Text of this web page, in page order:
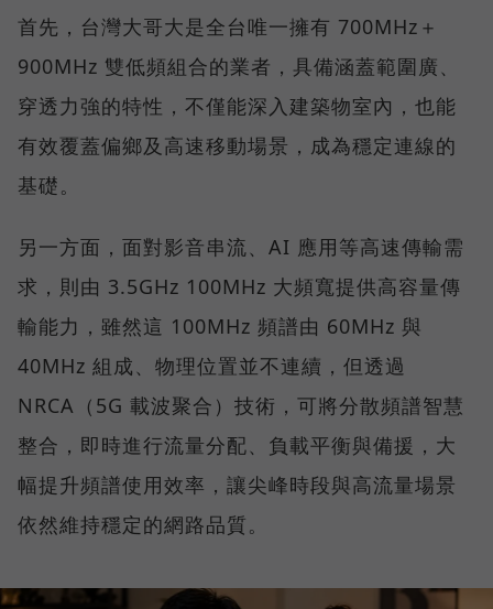
首先，台灣大哥大是全台唯一擁有 700MHz＋
900MHz 雙低頻組合的業者，具備涵蓋範圍廣、
穿透力強的特性，不僅能深入建築物室內，也能
有效覆蓋偏鄉及高速移動場景，成為穩定連線的
基礎。
另一方面，面對影音串流、AI 應用等高速傳輸需
求，則由 3.5GHz 100MHz 大頻寬提供高容量傳
輸能力，雖然這 100MHz 頻譜由 60MHz 與
40MHz 組成、物理位置並不連續，但透過
NRCA（5G 載波聚合）技術，可將分散頻譜智慧
整合，即時進行流量分配、負載平衡與備援，大
幅提升頻譜使用效率，讓尖峰時段與高流量場景
依然維持穩定的網路品質。